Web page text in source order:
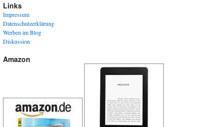
Links
Impressum
Datenschutzerklärung
Werben im Blog
Diskussion
Amazon